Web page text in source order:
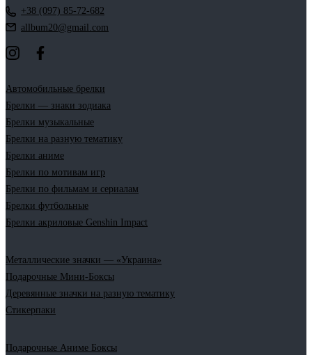
+38 (097) 85-72-682
allbum20@gmail.com
Автомобильные брелки
Брелки — знаки зодиака
Брелки музыкальные
Брелки на разную тематику
Брелки аниме
Брелки по мотивам игр
Брелки по фильмам и сериалам
Брелки футбольные
Брелки акриловые Genshin Impact
Металлические значки — «Украина»
Подарочные Мини-Боксы
Деревянные значки на разную тематику
Стикерпаки
Подарочные Аниме Боксы